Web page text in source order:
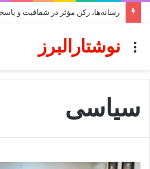
رسانه‌ها، رکن مؤثر در شفافیت و
نوشتارالبرزمنو
سیاسی